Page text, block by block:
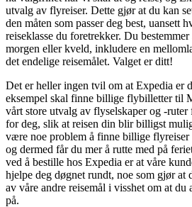
utvalg av flyreiser. Dette gjør at du kan
den måten som passer deg best, uansett
reiseklasse du foretrekker. Du
morgen eller kveld, inkludere en
det endelige reisemålet. Valget er ditt!
Det er heller ingen tvil om at Expedia er
eksempel skal finne billige flybilletter til
vårt store utvalg av flyselskaper og -ruter
for deg, slik at reisen din blir billigst
være noe problem å finne billige flyreiser
og dermed får du mer å rutte med på
ved å bestille hos Expedia er at våre
hjelpe deg døgnet rundt, noe som gjør
av våre andre reisemål i visshet om at
på.